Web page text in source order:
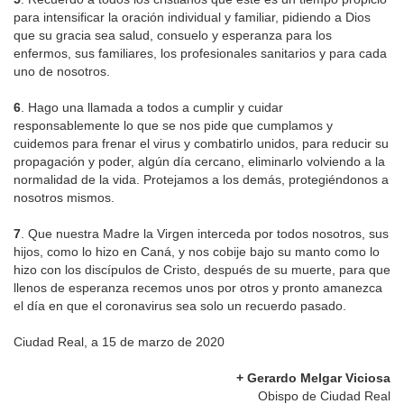
para intensificar la oración individual y familiar, pidiendo a Dios
que su gracia sea salud, consuelo y esperanza para los
enfermos, sus familiares, los profesionales sanitarios y para cada
uno de nosotros.
6 . Hago una llamada a todos a cumplir y cuidar
responsablemente lo que se nos pide que cumplamos y
cuidemos para frenar el virus y combatirlo unidos, para reducir su
propagación y poder, algún día cercano, eliminarlo volviendo a la
normalidad de la vida. Protejamos a los demás, protegiéndonos a
nosotros mismos.
7 . Que nuestra Madre la Virgen interceda por todos nosotros, sus
hijos, como lo hizo en Caná, y nos cobije bajo su manto como lo
hizo con los discípulos de Cristo, después de su muerte, para que
llenos de esperanza recemos unos por otros y pronto amanezca
el día en que el coronavirus sea solo un recuerdo pasado.
Ciudad Real, a 15 de marzo de 2020
+ Gerardo Melgar Viciosa
Obispo de Ciudad Real